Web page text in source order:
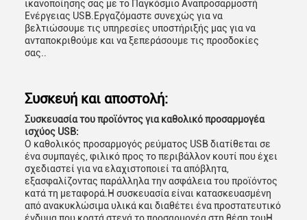
ικανοποίησης σας με το Παγκόσμιο Αναπροσαρμοστή
Ενέργειας USB.Εργαζόμαστε συνεχώς για να
βελτιώσουμε τις υπηρεσίες υποστήριξής μας για να
ανταποκριθούμε και να ξεπεράσουμε τις προσδοκίες
σας..
Συσκευή και αποστολή:
Συσκευασία του προϊόντος για καθολικό προσαρμογέα
ισχύος USB:
Ο καθολικός προσαρμογός ρεύματος USB διατίθεται σε
ένα συμπαγές, φιλικό προς το περιβάλλον κουτί που έχει
σχεδιαστεί για να ελαχιστοποιεί τα απόβλητα,
εξασφαλίζοντας παράλληλα την ασφάλεια του προϊόντος
κατά τη μεταφορά.Η συσκευασία είναι κατασκευασμένη
από ανακυκλώσιμα υλικά και διαθέτει ένα προστατευτικό